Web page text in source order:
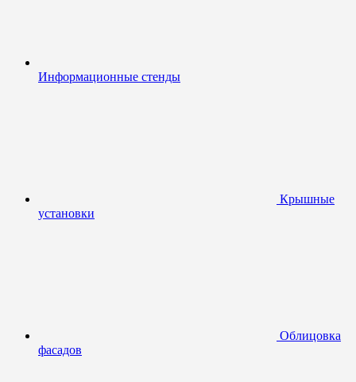
Информационные стенды
Крышные
установки
Облицовка
фасадов